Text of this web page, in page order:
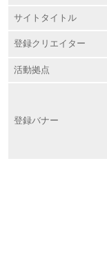
サイトタイトル
登録クリエイター
活動拠点
登録バナー